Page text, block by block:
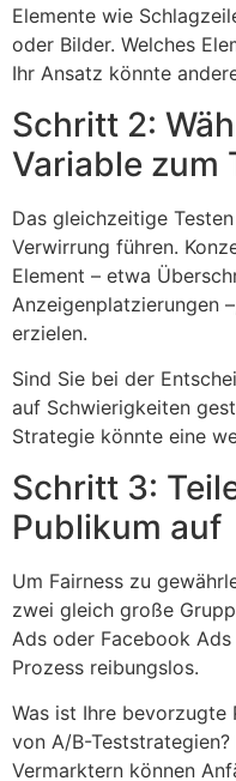
Elemente wie
oder Bilder. Welches
Ihr Ansatz könnte
Schritt 2:
Variable zum
Das gleichzeitige
Verwirrung führen.
Element – ​​etwa
Anzeigenplatzierungen
erzielen.
Sind Sie bei der
auf Schwierigkeiten
Strategie könnte eine
Schritt 3:
Publikum auf
Um Fairness zu
zwei gleich große
Ads oder Facebook
Prozess reibungslos.
Was ist Ihre
von A/B-
Vermarktern können